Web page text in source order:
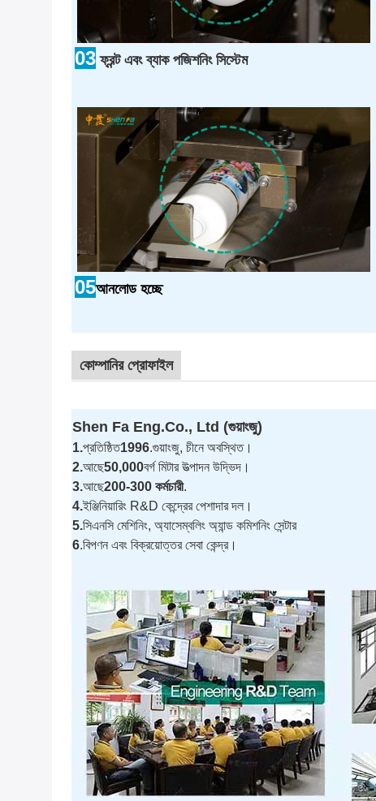
03 ফ্রন্ট এবং ব্যাক পজিশনিং সিস্টেম
05আনলোড হচ্ছে
কোম্পানির প্রোফাইল
Shen Fa Eng.Co., Ltd (গুয়াংজু)
1.প্রতিষ্ঠিত1996.গুয়াংজু, চীনে অবস্থিত।
2.আছে50,000বর্গ মিটার উত্পাদন উদ্ভিদ।
3.আছে200-300 কর্মচারী.
4.ইঞ্জিনিয়ারিং R&D কেন্দ্রের পেশাদার দল।
5.সিএনসি মেশিনিং, অ্যাসেম্বলিং অ্যান্ড কমিশনিং সেন্টার
6.বিপণন এবং বিক্রয়োত্তর সেবা কেন্দ্র।